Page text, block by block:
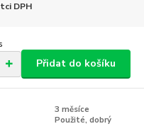
DPH
Přidat do košíku
3 měsíce
Použité, dobrý